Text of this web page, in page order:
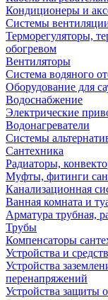
Кондиционеры и
Системы
Терморегуляторы,
обогревом
Вентиляторы
Система водяного
Оборудование для
Водоснабжение
Электрические
Водонагреватели
Системы
Сантехника
Радиаторы,
Муфты, фитинги
Канализационная
Ванная комната и
Арматура трубная,
Трубы
Компенсаторы
Устройства и
Устройства
перенапряжений
Устройства защиты